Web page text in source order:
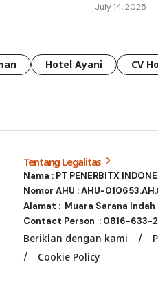
July 14, 2025
Hotel Ayani CV
Tentang Legalitas
Nama : PT PENERBITX
Nomor AHU : AHU-
Alamat : Muara Sarana
Contact Person : 0816-633-
Beriklan dengan kami
Cookie Policy